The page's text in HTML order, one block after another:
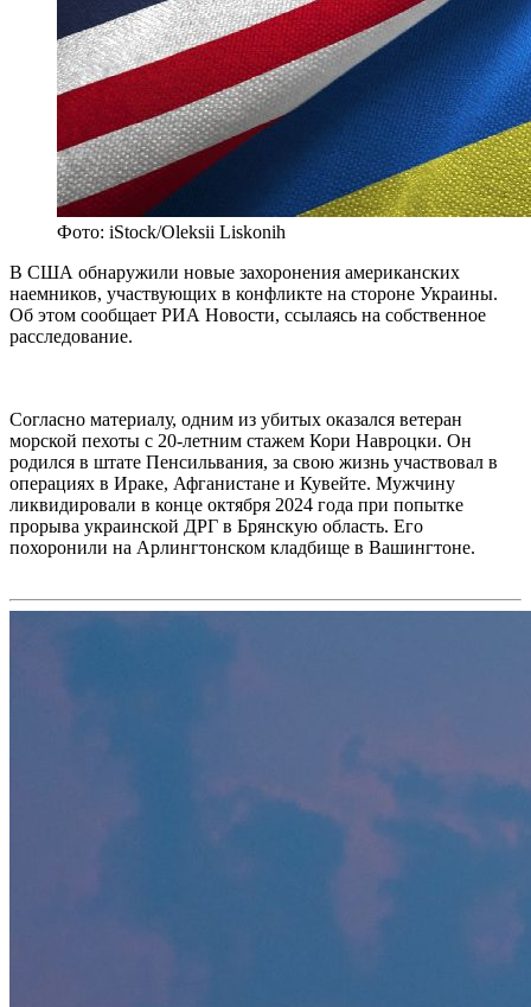
Фото: iStock/Oleksii Liskonih
В США обнаружили новые захоронения американских
наемников, участвующих в конфликте на стороне Украины.
Об этом сообщает РИА Новости, ссылаясь на собственное
расследование.
Согласно материалу, одним из убитых оказался ветеран
морской пехоты с 20-летним стажем Кори Навроцки. Он
родился в штате Пенсильвания, за свою жизнь участвовал в
операциях в Ираке, Афганистане и Кувейте. Мужчину
ликвидировали в конце октября 2024 года при попытке
прорыва украинской ДРГ в Брянскую область. Его
похоронили на Арлингтонском кладбище в Вашингтоне.